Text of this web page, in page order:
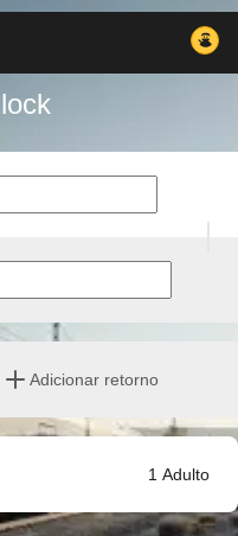
Adicionar retorno
1 Adulto